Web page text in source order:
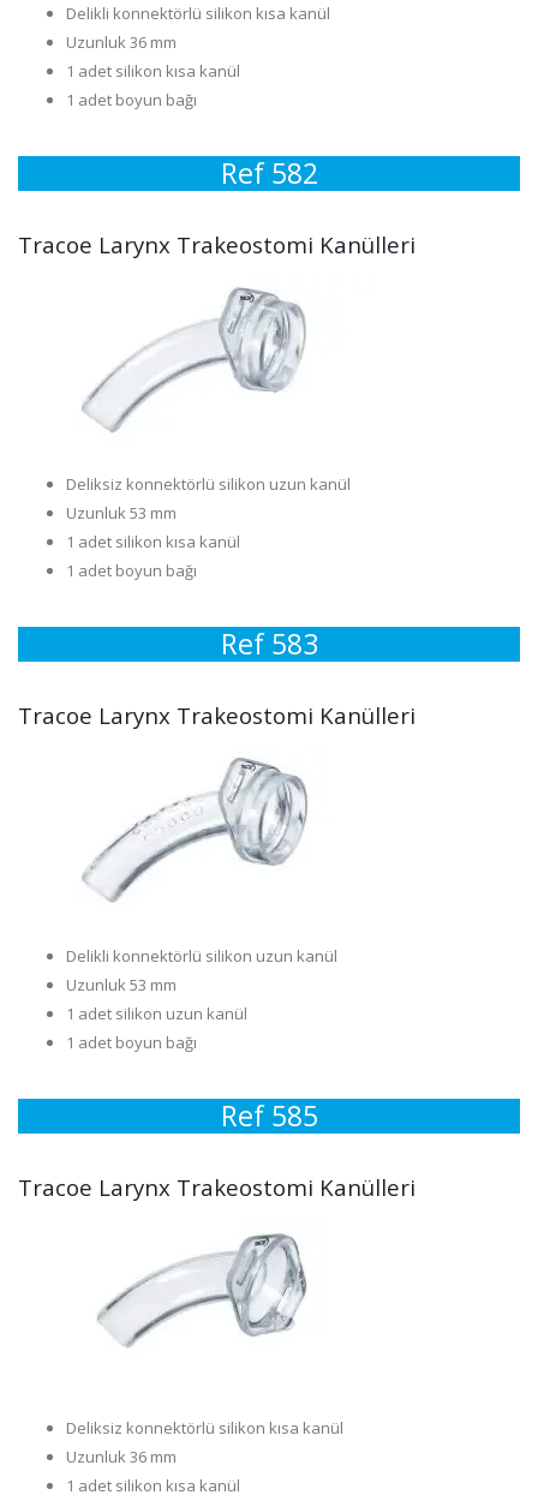
Delikli konnektörlü silikon kısa kanül
Uzunluk 36 mm
1 adet silikon kısa kanül
1 adet boyun bağı
Ref 582
Tracoe Larynx Trakeostomi Kanülleri
Deliksiz konnektörlü silikon uzun kanül
Uzunluk 53 mm
1 adet silikon kısa kanül
1 adet boyun bağı
Ref 583
Tracoe Larynx Trakeostomi Kanülleri
Delikli konnektörlü silikon uzun kanül
Uzunluk 53 mm
1 adet silikon uzun kanül
1 adet boyun bağı
Ref 585
Tracoe Larynx Trakeostomi Kanülleri
Deliksiz konnektörlü silikon kısa kanül
Uzunluk 36 mm
1 adet silikon kısa kanül